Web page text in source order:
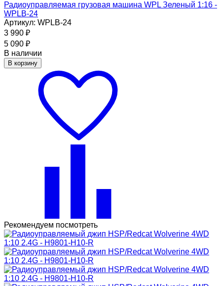
Радиоуправляемая грузовая машина WPL Зеленый 1:16 -
WPLB-24
Артикул: WPLB-24
3 990 ₽
5 090 ₽
В наличии
В корзину
Рекомендуем посмотреть